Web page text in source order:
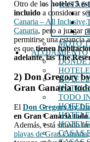
RUTAS
MOTO
ALOJAMIENTO
DÓNDE
TODO
CASAS
Otro de los hoteles 5
incluido a considerar
Canaria – All Inclusive.
Canaria, pero a juzgar
permitirse una estancia
es quetienen
adelante, las The
2) Don Gregory
Gran Canaria
El Don Gregory by
en Gran Canaria
Además, está situado
playas de Gran Canaria